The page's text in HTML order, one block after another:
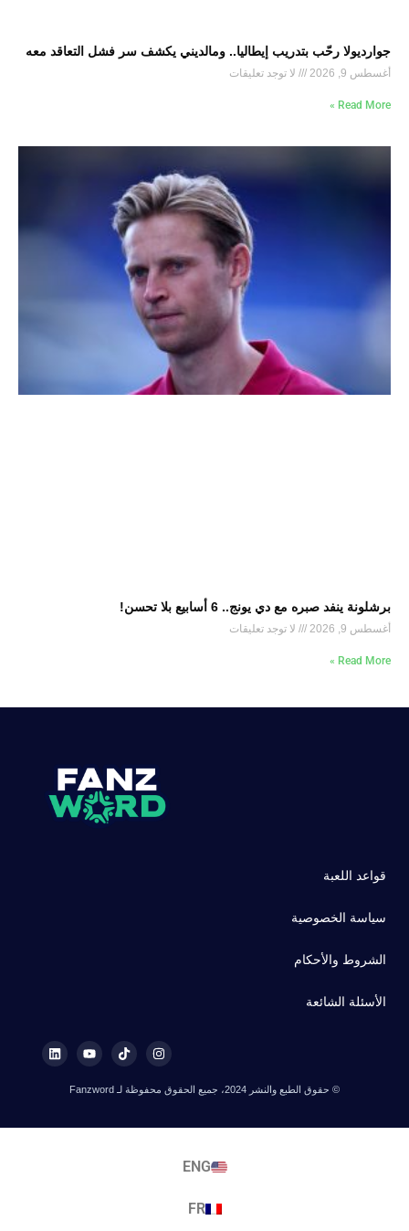
جوارديولا رحّب بتدريب إيطاليا.. ومالديني يكشف سر فشل التعاقد معه
أغسطس 9, 2026 لا توجد تعليقات
Read More »
برشلونة ينفد صبره مع دي يونج.. 6 أسابيع بلا تحسن!
أغسطس 9, 2026 لا توجد تعليقات
Read More »
قواعد اللعبة
سياسة الخصوصية
الشروط والأحكام
الأسئلة الشائعة
© حقوق الطبع والنشر 2024، جميع الحقوق محفوظة لـ Fanzword
ENG
FR